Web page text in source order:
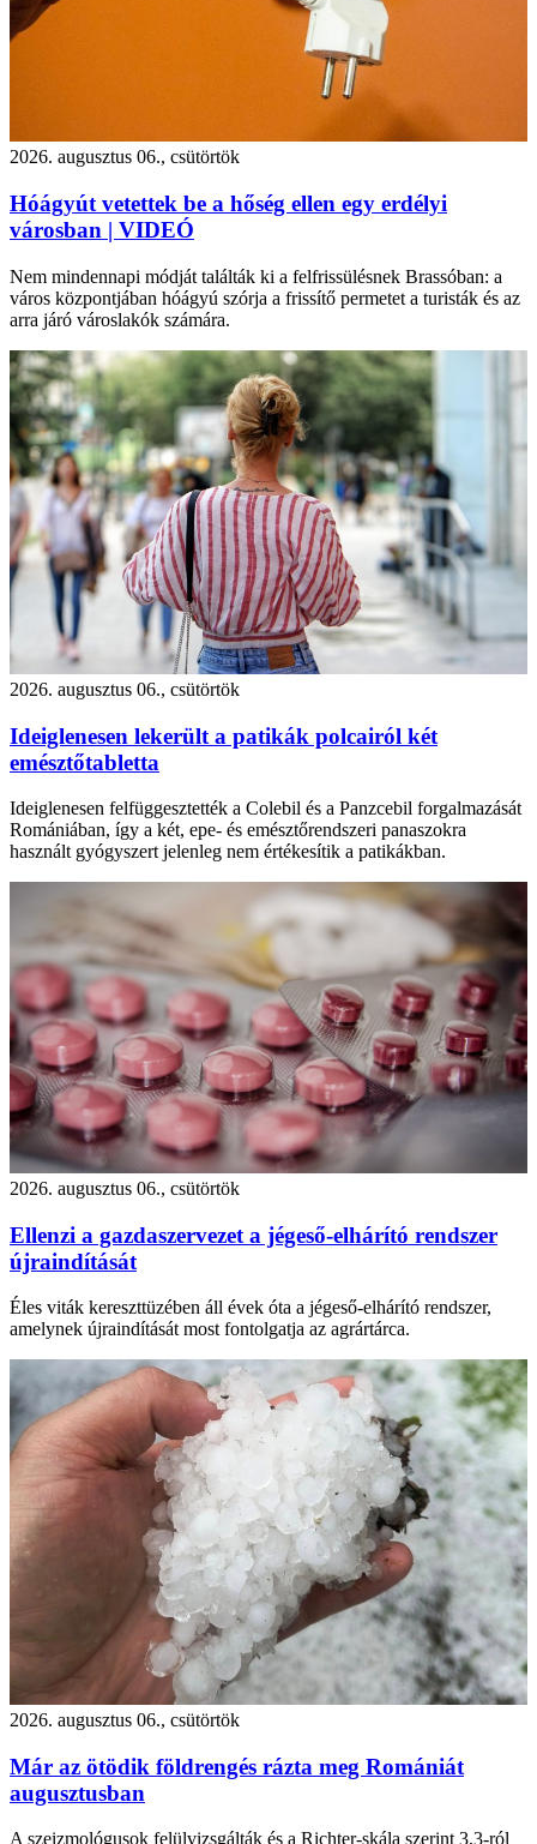
2026. augusztus 06., csütörtök
Hóágyút vetettek be a hőség ellen egy erdélyi
városban | VIDEÓ
Nem mindennapi módját találták ki a felfrissülésnek Brassóban: a
város központjában hóágyú szórja a frissítő permetet a turisták és az
arra járó városlakók számára.
2026. augusztus 06., csütörtök
Ideiglenesen lekerült a patikák polcairól két
emésztőtabletta
Ideiglenesen felfüggesztették a Colebil és a Panzcebil forgalmazását
Romániában, így a két, epe- és emésztőrendszeri panaszokra
használt gyógyszert jelenleg nem értékesítik a patikákban.
2026. augusztus 06., csütörtök
Ellenzi a gazdaszervezet a jégeső-elhárító rendszer
újraindítását
Éles viták kereszttüzében áll évek óta a jégeső-elhárító rendszer,
amelynek újraindítását most fontolgatja az agrártárca.
2026. augusztus 06., csütörtök
Már az ötödik földrengés rázta meg Romániát
augusztusban
A szeizmológusok felülvizsgálták és a Richter-skála szerint 3,3-ról